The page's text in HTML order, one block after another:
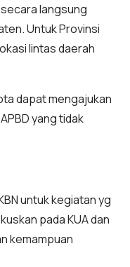
langsung
Untuk Provinsi
lintas daerah
dapat mengajukan
yang tidak
untuk kegiatan yg
pada KUA dan
kemampuan